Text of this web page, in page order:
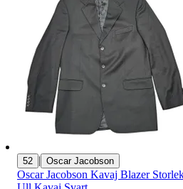
52 | Oscar Jacobson
Oscar Jacobson Kavaj Blazer